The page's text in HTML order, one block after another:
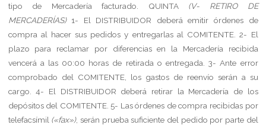
tipo de Mercadería facturado. QUINTA
(V- RETIRO DE
MERCADERÍAS) 1- El DISTRIBUIDOR deberá emitir órdenes de
compra al hacer sus pedidos y entregarlas al COMITENTE. 2- El
plazo para reclamar por diferencias en la Mercadería recibida
vencerá a las 00:00 horas de retirada o entregada.
3- Ante error
comprobado del COMITENTE, los gastos de reenvío serán a su
cargo.
4- El DISTRIBUIDOR deberá retirar la Mercadería de los
depósitos del COMITENTE. 5- Las órdenes de compra recibidas por
telefacsímil («fax»), serán prueba suficiente del pedido por parte del